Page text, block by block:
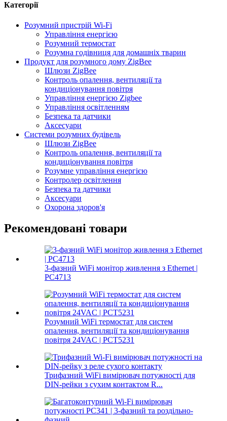
Категорії
Розумний пристрій Wi-Fi
Управління енергією
Розумний термостат
Розумна годівниця для домашніх тварин
Продукт для розумного дому ZigBee
Шлюзи ZigBee
Контроль опалення, вентиляції та
кондиціонування повітря
Управління енергією Zigbee
Управління освітленням
Безпека та датчики
Аксесуари
Системи розумних будівель
Шлюзи ZigBee
Контроль опалення, вентиляції та
кондиціонування повітря
Розумне управління енергією
Контролер освітлення
Безпека та датчики
Аксесуари
Охорона здоров'я
Рекомендовані товари
3-фазний WiFi монітор живлення з Ethernet |
PC4713
Розумний WiFi термостат для систем
опалення, вентиляції та кондиціонування
повітря 24VAC | PCT5231
Трифазний WiFi вимірювач потужності для
DIN-рейки з сухим контактом R...